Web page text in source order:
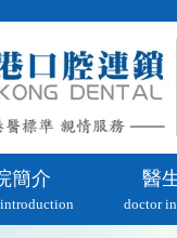
簡介 醫
doctor